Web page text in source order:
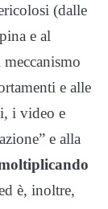
(dalle
e al
e alle
i video e
e alla
è, inoltre,